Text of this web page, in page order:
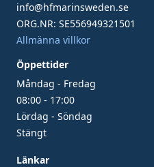
info@hfmarinsweden.se
ORG.NR: SE556949321501
Allmänna villkor
Öppettider
Måndag - Fredag
08:00 - 17:00
Lördag - Söndag
Stängt
Länkar